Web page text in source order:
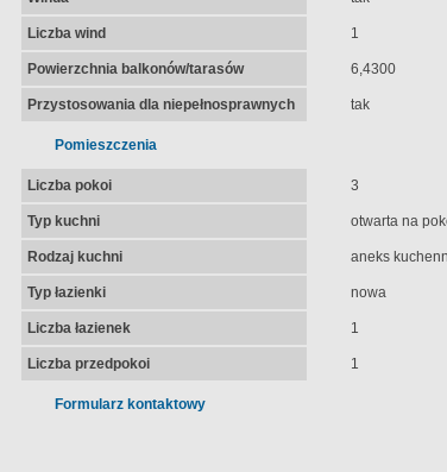
Liczba wind 1
Powierzchnia balkonów/tarasów 6,4300
Przystosowania dla niepełnosprawnych tak
Pomieszczenia
Liczba pokoi 3
Typ kuchni otwarta na
Rodzaj kuchni aneks
Typ łazienki nowa
Liczba łazienek 1
Liczba przedpokoi 1
Formularz kontaktowy